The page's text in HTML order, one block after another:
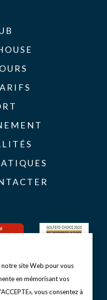
site Web pour vous
en mémorisant vos
vous consentez à